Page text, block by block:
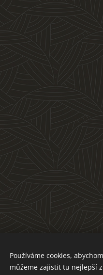
Vytvořeno službou
Používáme cookies,
můžeme zajistit tu nejlepší